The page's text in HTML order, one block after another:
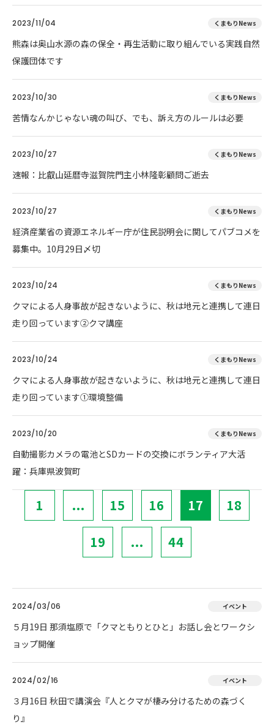
2023/11/04 くまもりNews
熊森は奥山水源の森の保全・再生活動に取り組んでいる実践自然
保護団体です
2023/10/30 くまもりNews
苦情なんかじゃない魂の叫び、でも、訴え方のルールは必要
2023/10/27 くまもりNews
速報：比叡山延暦寺滋賀院門主小林隆彰顧問ご逝去
2023/10/27 くまもりNews
経済産業省の資源エネルギー庁が住民説明会に関してパブコメを
募集中。10月29日〆切
2023/10/24 くまもりNews
クマによる人身事故が起きないように、秋は地元と連携して連日
走り回っています②クマ講座
2023/10/24 くまもりNews
クマによる人身事故が起きないように、秋は地元と連携して連日
走り回っています①環境整備
2023/10/20 くまもりNews
自動撮影カメラの電池とSDカードの交換にボランティア大活
躍：兵庫県波賀町
1 ... 15 16 17 18
19 ... 44
2024/03/06 イベント
５月19日 那須塩原で「クマともりとひと」お話し会とワークシ
ョップ開催
2024/02/16 イベント
３月16日 秋田で講演会『人とクマが棲み分けるための森づく
り』